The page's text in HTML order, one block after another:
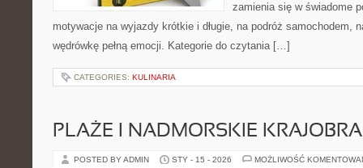
zamienia się w świadome
motywacje na wyjazdy krótkie i długie, na podróż samochodem,
wędrówkę pełną emocji. Kategorie do czytania […]
CATEGORIES: KULINARIA
PLAŻE I NADMORSKIE
POSTED BY ADMIN STY - 15 - 2026 MOŻLIWOŚĆ